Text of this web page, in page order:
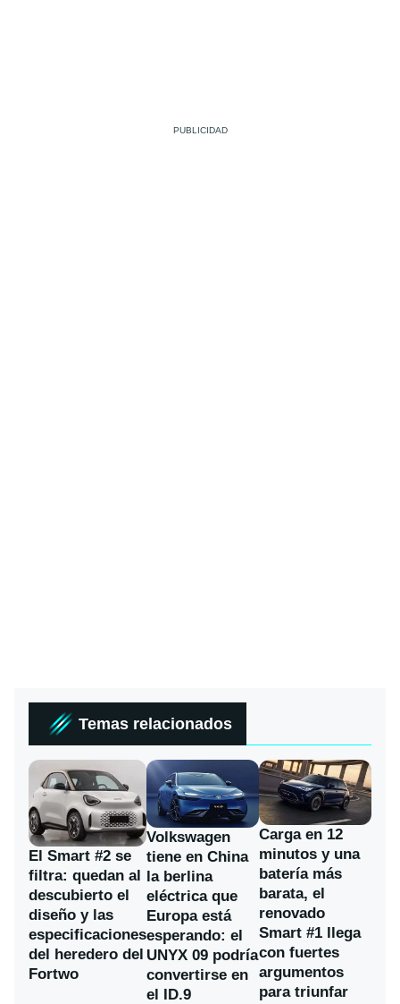
Temas relacionados
El Smart #2 se
filtra: quedan al
descubierto el
diseño y las
especificaciones
del heredero del
Fortwo
Volkswagen
tiene en China
la berlina
eléctrica que
Europa está
esperando: el
UNYX 09 podría
convertirse en
el ID.9
Carga en 12
minutos y una
batería más
barata, el
renovado
Smart #1 llega
con fuertes
argumentos
para triunfar